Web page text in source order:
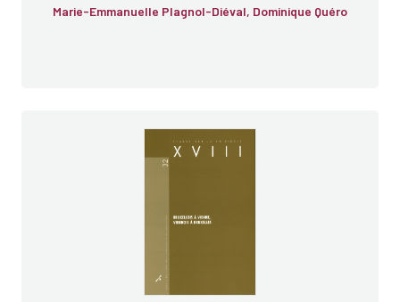
Marie-Emmanuelle Plagnol-Diéval, Dominique Quéro